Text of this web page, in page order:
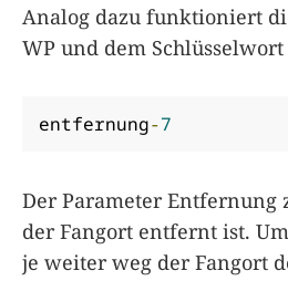
Analog dazu funktioniert
WP und dem Schlüsselwort
entfernung-7
Der Parameter Entfernung
der Fangort entfernt ist.
je weiter weg der Fangort